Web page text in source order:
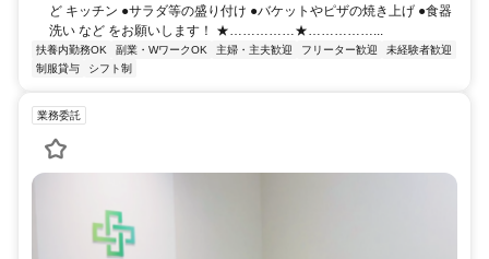
ど キッチン ●サラダ等の盛り付け ●バケットやピザの焼き上げ ●食器
洗い など をお願いします！ ★……………★……………...
扶養内勤務OK 副業・WワークOK 主婦・主夫歓迎 フリーター歓迎
未経験者歓迎
制服貸与
シフト制
業務委託